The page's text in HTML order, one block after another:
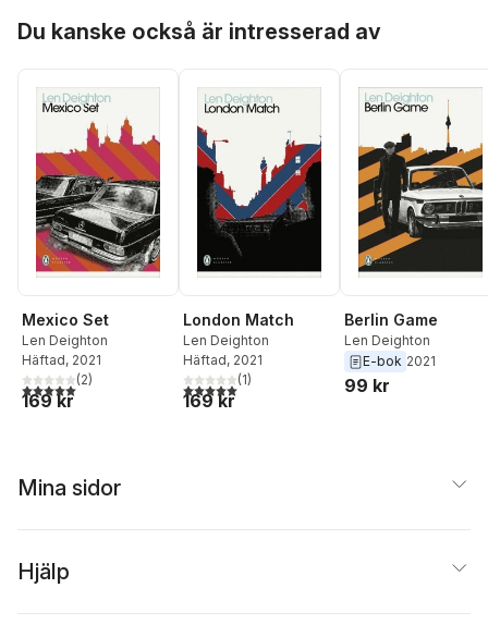
Du kanske också är intresserad av
Mexico Set
Len Deighton
Häftad, 2021
5,0utav 5 stjärnor. Totalt antal röster:
(2)
169 kr
London Match
Len Deighton
Häftad, 2021
5,0utav 5 stjärnor. Totalt antal röster:
(1)
169 kr
Berlin Game
Len Deighton
E-bok 2021
99 kr
Mina sidor
Hjälp